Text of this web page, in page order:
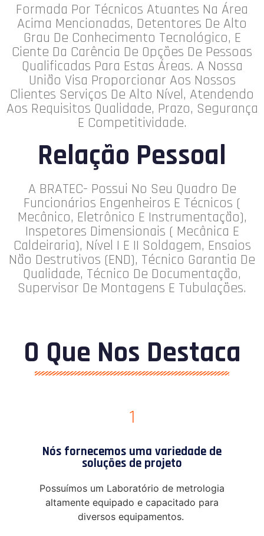
Formada Por Técnicos Atuantes Na Área
Acima Mencionadas, Detentores De Alto
Grau De Conhecimento Tecnológico, E
Ciente Da Carência De Opções De Pessoas
Qualificadas Para Estas Áreas. A Nossa
União Visa Proporcionar Aos Nossos
Clientes Serviços De Alto Nível, Atendendo
Aos Requisitos Qualidade, Prazo, Segurança
E Competitividade.
Relação Pessoal
A BRATEC- Possui No Seu Quadro De
Funcionários Engenheiros E Técnicos (
Mecânico, Eletrônico E Instrumentação),
Inspetores Dimensionais ( Mecânica E
Caldeiraria), Nível I E II Soldagem, Ensaios
Não Destrutivos (END), Técnico Garantia De
Qualidade, Técnico De Documentação,
Supervisor De Montagens E Tubulações.
O Que Nos Destaca
1
Nós fornecemos uma variedade de
soluções de projeto
Possuímos um Laboratório de metrologia
altamente equipado e capacitado para
diversos equipamentos.